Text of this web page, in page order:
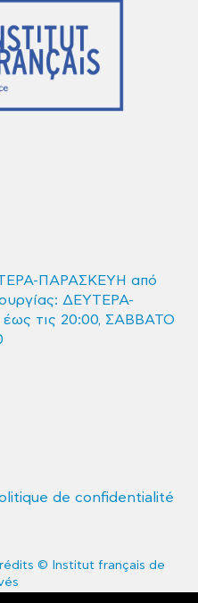
ΠΑΡΑΣΚΕΥΗ από
ΔΕΥΤΕΡΑ-
τις 20:00, ΣΑΒΒΑΤΟ
de confidentialité
© Institut français de